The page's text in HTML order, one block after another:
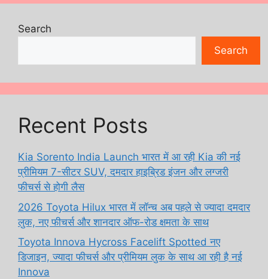
Search
Search
Recent Posts
Kia Sorento India Launch भारत में आ रही Kia की नई
प्रीमियम 7-सीटर SUV, दमदार हाइब्रिड इंजन और लग्जरी
फीचर्स से होगी लैस
2026 Toyota Hilux भारत में लॉन्च अब पहले से ज्यादा दमदार
लुक, नए फीचर्स और शानदार ऑफ-रोड क्षमता के साथ
Toyota Innova Hycross Facelift Spotted नए
डिजाइन, ज्यादा फीचर्स और प्रीमियम लुक के साथ आ रही है नई
Innova